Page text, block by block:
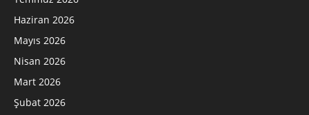
Haziran 2026
Mayıs 2026
Nisan 2026
Mart 2026
Şubat 2026